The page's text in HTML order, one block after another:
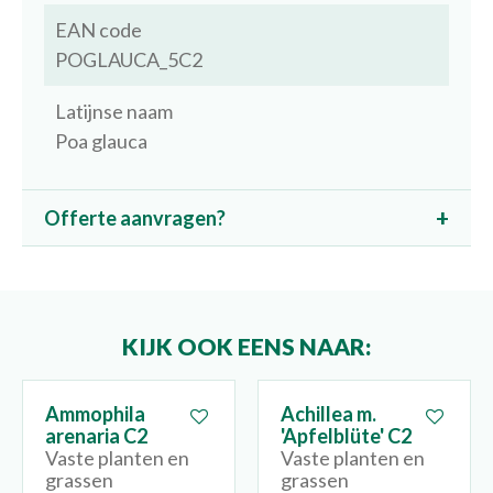
EAN code
POGLAUCA_5C2
Latijnse naam
Poa glauca
Offerte aanvragen?
KIJK OOK EENS NAAR:
Ammophila
arenaria C2
Vaste planten en
grassen
Achillea m.
'Apfelblüte' C2
Vaste planten en
grassen